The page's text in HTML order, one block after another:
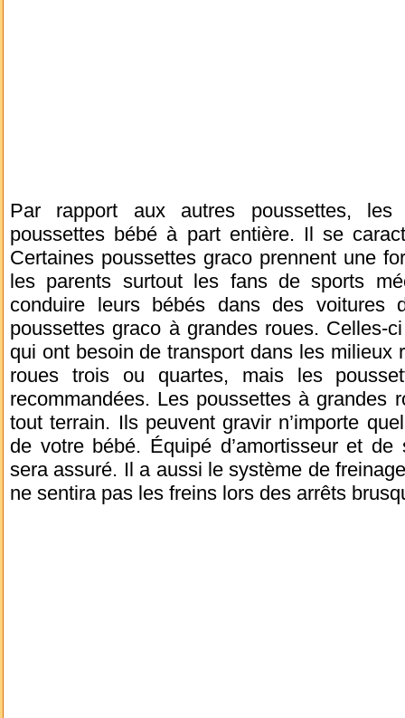
Par rapport aux autres poussettes,
poussettes bébé à part entière. Il se
Certaines poussettes graco prennent une
les parents surtout les fans de sports
conduire leurs bébés dans des
poussettes graco à grandes roues. Celles-
qui ont besoin de transport dans les milieux
roues trois ou quartes, mais les
recommandées. Les poussettes à grandes
tout terrain. Ils peuvent gravir n’importe
de votre bébé. Équipé d’amortisseur et
sera assuré. Il a aussi le système de
ne sentira pas les freins lors des arrêts